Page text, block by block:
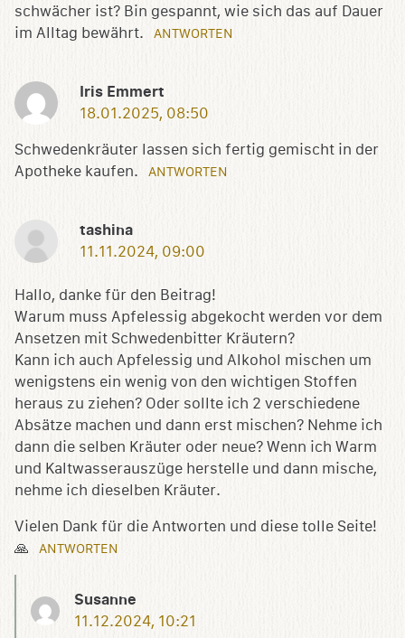
schwächer ist? Bin gespannt, wie sich das auf Dauer
im Alltag bewährt.
ANTWORTEN
Iris Emmert
18.01.2025, 08:50
Schwedenkräuter lassen sich fertig gemischt in der
Apotheke kaufen.
ANTWORTEN
tashina
11.11.2024, 09:00
Hallo, danke für den Beitrag!
Warum muss Apfelessig abgekocht werden vor dem
Ansetzen mit Schwedenbitter Kräutern?
Kann ich auch Apfelessig und Alkohol mischen um
wenigstens ein wenig von den wichtigen Stoffen
heraus zu ziehen? Oder sollte ich 2 verschiedene
Absätze machen und dann erst mischen? Nehme ich
dann die selben Kräuter oder neue? Wenn ich Warm
und Kaltwasserauszüge herstelle und dann mische,
nehme ich dieselben Kräuter.
Vielen Dank für die Antworten und diese tolle Seite!
🙏
ANTWORTEN
Susanne
11.12.2024, 10:21